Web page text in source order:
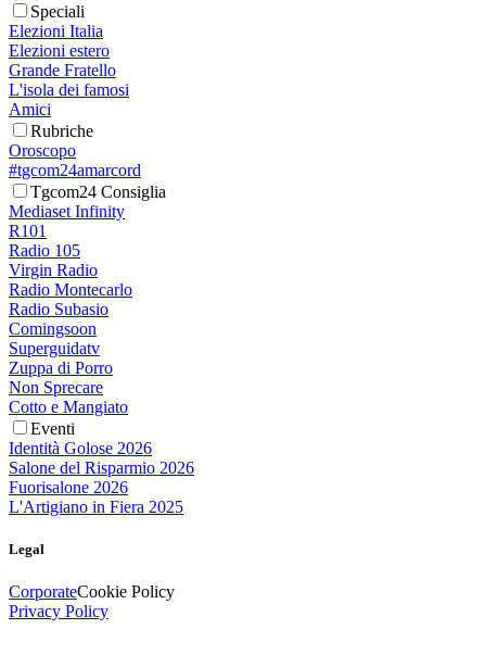
Speciali
Elezioni Italia
Elezioni estero
Grande Fratello
L'isola dei famosi
Amici
Rubriche
Oroscopo
#tgcom24amarcord
Tgcom24 Consiglia
Mediaset Infinity
R101
Radio 105
Virgin Radio
Radio Montecarlo
Radio Subasio
Comingsoon
Superguidatv
Zuppa di Porro
Non Sprecare
Cotto e Mangiato
Eventi
Identità Golose 2026
Salone del Risparmio 2026
Fuorisalone 2026
L'Artigiano in Fiera 2025
Legal
CorporateCookie Policy
Privacy Policy